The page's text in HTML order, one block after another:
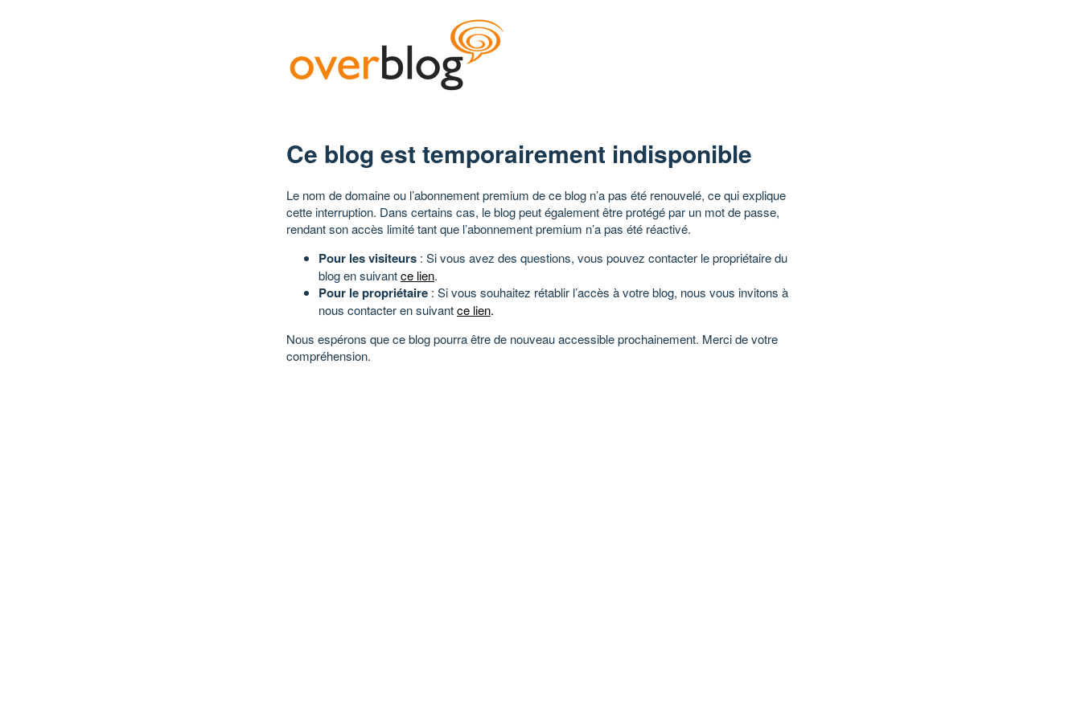
Ce blog est temporairement indisponible
Le nom de domaine ou l’abonnement premium de ce blog n’a pas été renouvelé, ce qui explique
cette interruption. Dans certains cas, le blog peut également être protégé par un mot de passe,
rendant son accès limité tant que l’abonnement premium n’a pas été réactivé.
Pour les visiteurs : Si vous avez des questions, vous pouvez contacter le propriétaire du
blog en suivantce lien.
Pour le propriétaire : Si vous souhaitez rétablir l’accès à votre blog, nous vous invitons à
nous contacter en suivantce lien.
Nous espérons que ce blog pourra être de nouveau accessible prochainement. Merci de votre
compréhension.